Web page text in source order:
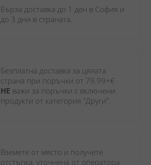
Бърза доставка до 1 ден в София и
до 3 дни в страната.
Безплатна доставка за цялата
НЕ важи за поръчки с включени
продукти от категория "Други".
Вземете от място и получете
отстъпка, уточнена от оператора